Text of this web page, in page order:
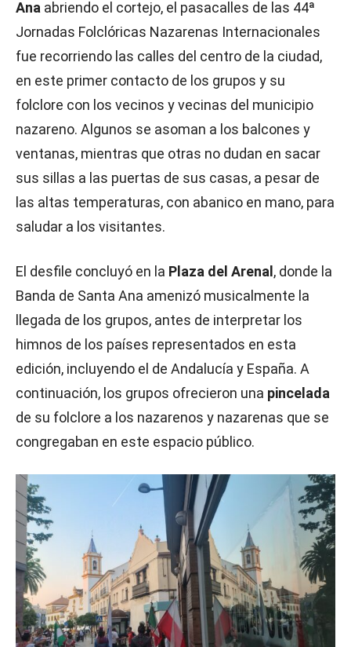
Ana abriendo el cortejo, el pasacalles de las 44ª
Jornadas Folclóricas Nazarenas Internacionales
fue recorriendo las calles del centro de la ciudad,
en este primer contacto de los grupos y su
folclore con los vecinos y vecinas del municipio
nazareno. Algunos se asoman a los balcones y
ventanas, mientras que otras no dudan en sacar
sus sillas a las puertas de sus casas, a pesar de
las altas temperaturas, con abanico en mano, para
saludar a los visitantes.
El desfile concluyó en la Plaza del Arenal , donde la
Banda de Santa Ana amenizó musicalmente la
llegada de los grupos, antes de interpretar los
himnos de los países representados en esta
edición, incluyendo el de Andalucía y España. A
continuación, los grupos ofrecieron una pincelada
de su folclore a los nazarenos y nazarenas que se
congregaban en este espacio público.